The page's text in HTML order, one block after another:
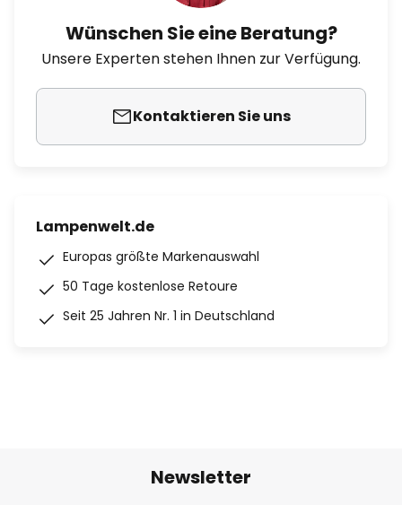
Wünschen Sie eine Beratung?
Unsere Experten stehen Ihnen zur Verfügung.
Kontaktieren Sie uns
Lampenwelt.de
Europas größte Markenauswahl
50 Tage kostenlose Retoure
Seit 25 Jahren Nr. 1 in Deutschland
Newsletter